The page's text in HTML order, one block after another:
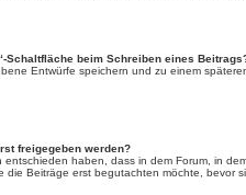
Schaltfläche beim Schreiben eines
Entwürfe speichern und zu einem
freigegeben werden?
entschieden haben, dass in dem Forum, in
Beiträge erst begutachten möchte, bevor